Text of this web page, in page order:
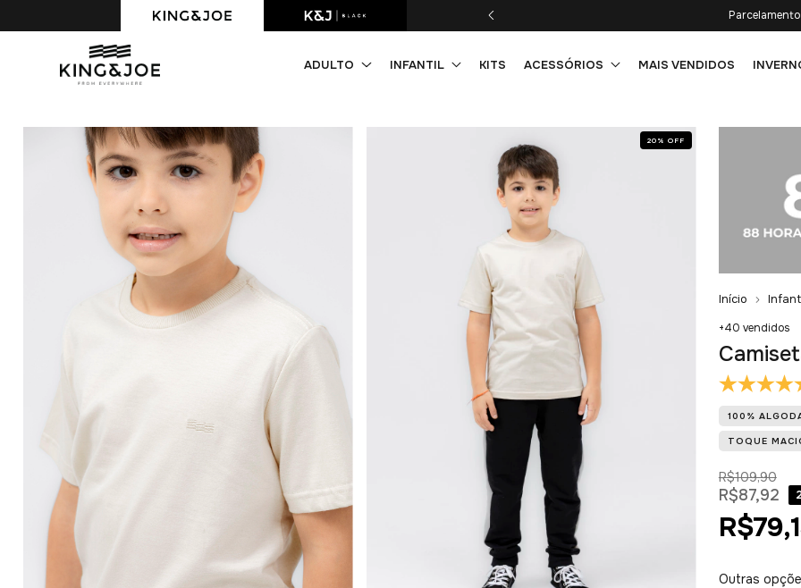
Primeira compra com 10% OFF. Cupom: PRIMEIRACOMPRA
ADULTO INFANTIL KITS ACESSÓRIOS MAIS VENDIDOS
20 % OFF
Início
+40 vendidos
100%
TOQUE
R$109,90
R$87,92
Outras